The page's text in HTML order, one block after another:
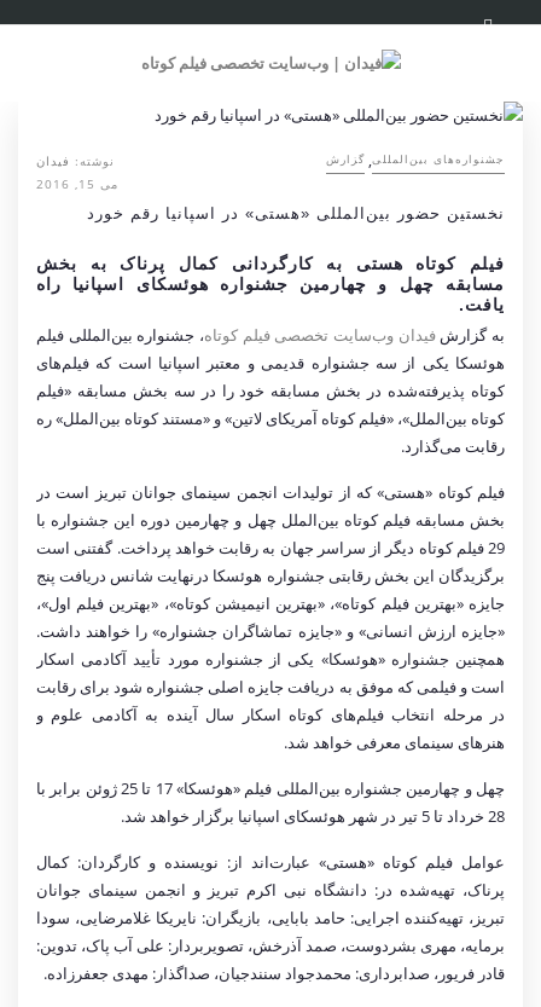
‌‌جشنواره‌های بین‌المللی, گزارش نوشته: فیدان
می 15, 2016
نخستین حضور بین‌المللی «هستی» در اسپانیا رقم خورد
فیلم کوتاه هستی به کارگردانی کمال پرناک به بخش
مسابقه چهل و چهارمین جشنواره هوئسکای اسپانیا راه
یافت.
به گزارشفیدان وب‌سایت تخصصی فیلم کوتاه، جشنواره بین‌المللی فیلم
هوئسکا یکی از سه جشنواره قدیمی و معتبر اسپانیا است که فیلم‌های
کوتاه پذیرفته‌شده در بخش مسابقه خود را در سه بخش مسابقه «فیلم
کوتاه بین‌الملل»، «فیلم کوتاه آمریکای لاتین» و «مستند کوتاه بین‌الملل» ره
رقابت می‌گذارد.
فیلم کوتاه «هستی» که از تولیدات انجمن سینمای جوانان تبریز است در
بخش مسابقه فیلم کوتاه بین‌الملل چهل و چهارمین دوره این جشنواره با
29 فیلم کوتاه دیگر از سراسر جهان به رقابت خواهد پرداخت. گفتنی است
برگزیدگان این بخش رقابتی جشنواره هوئسکا درنهایت شانس دریافت پنج
جایزه «بهترین فیلم کوتاه»، «بهترین انیمیشن کوتاه»، «بهترین فیلم اول»،
«جایزه ارزش انسانی» و «جایزه تماشاگران جشنواره» را خواهند داشت.
همچنین جشنواره «هوئسکا» یکی از جشنواره مورد تأیید آکادمی اسکار
است و فیلمی که موفق به دریافت جایزه اصلی جشنواره شود برای رقابت
در مرحله انتخاب فیلم‌های کوتاه اسکار سال آینده به آکادمی علوم و
هنرهای سینمای معرفی خواهد شد.
چهل و چهارمین جشنواره بین‌المللی فیلم «هوئسکا» 17 تا 25 ژوئن برابر با
28 خرداد تا 5 تیر در شهر هوئسکای اسپانیا برگزار خواهد شد.
عوامل فیلم کوتاه «هستی» عبارت‌اند از: نویسنده و کارگردان: کمال
پرناک، تهیه‌شده در: دانشگاه نبی اکرم تبریز و انجمن سینمای جوانان
تبریز، تهیه‌کننده اجرایی: حامد بابایی، بازیگران: نایریکا غلامرضایی، سودا
برمایه، مهری بشردوست، صمد آذرخش، تصویربردار: علی آب پاک، تدوین:
قادر فریور، صدابرداری: محمدجواد سنندجیان، صداگذار: مهدی جعفرزاده.